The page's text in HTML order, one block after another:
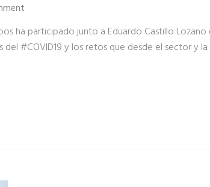
ha participado junto a Eduardo Castillo
del #COVID19 y los retos que desde el sector y